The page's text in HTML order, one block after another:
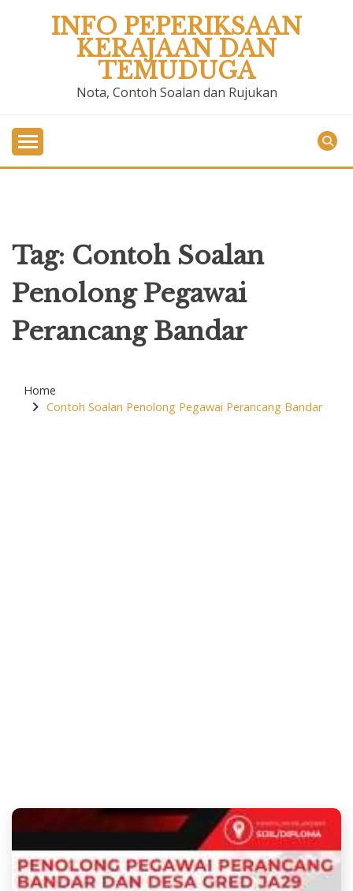
INFO PEPERIKSAAN
KERAJAAN DAN
TEMUDUGA
Nota, Contoh Soalan dan Rujukan
Tag: Contoh Soalan
Penolong Pegawai
Perancang Bandar
Home
Contoh Soalan Penolong Pegawai Perancang Bandar